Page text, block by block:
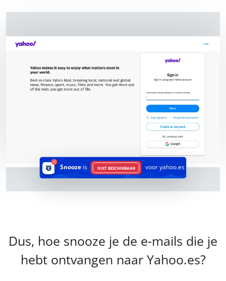
Snoozeis NIET BESCHIKBAAR voor yahoo.es
Dus, hoe snooze je de e-mails die je
hebt ontvangen naar Yahoo.es?